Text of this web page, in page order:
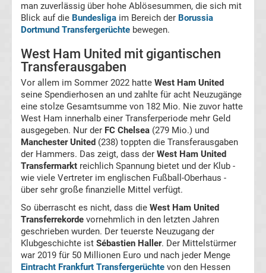
Leichtathletik
Pferdesport
Tennis
Tischtennis
UFC
&
Beachvolleyball
man zuverlässig über hohe Ablösesummen, die sich mit
Blick auf die Bundesliga im Bereich der Borussia
Dortmund Transfergerüchte bewegen.
West Ham United mit gigantischen
Transferausgaben
Vor allem im Sommer 2022 hatte West Ham United
seine Spendierhosen an und zahlte für acht Neuzugänge
eine stolze Gesamtsumme von 182 Mio. Nie zuvor hatte
West Ham innerhalb einer Transferperiode mehr Geld
ausgegeben. Nur der FC Chelsea (279 Mio.) und
Manchester United (238) toppten die Transferausgaben
der Hammers. Das zeigt, dass der West Ham United
Transfermarkt reichlich Spannung bietet und der Klub -
wie viele Vertreter im englischen Fußball-Oberhaus -
über sehr große finanzielle Mittel verfügt.
So überrascht es nicht, dass die West Ham United
Transferrekorde vornehmlich in den letzten Jahren
geschrieben wurden. Der teuerste Neuzugang der
Klubgeschichte ist Sébastien Haller. Der Mittelstürmer
war 2019 für 50 Millionen Euro und nach jeder Menge
Eintracht Frankfurt Transfergerüchte von den Hessen